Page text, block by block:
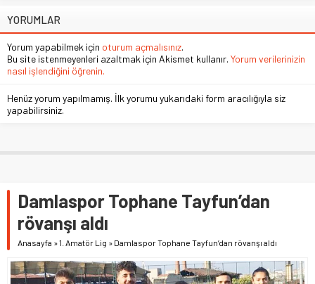
YORUMLAR
Yorum yapabilmek için oturum açmalısınız.
Bu site istenmeyenleri azaltmak için Akismet kullanır. Yorum verilerinizin
nasıl işlendiğini öğrenin.
Henüz yorum yapılmamış. İlk yorumu yukarıdaki form aracılığıyla siz
yapabilirsiniz.
Damlaspor Tophane Tayfun’dan
rövanşı aldı
Anasayfa »1. Amatör Lig » Damlaspor Tophane Tayfun’dan rövanşı aldı